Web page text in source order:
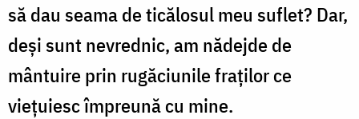
să dau seama de ticălosul meu suflet? Dar,
deşi sunt nevrednic, am nădejde de
mântuire prin rugăciunile fraţilor ce
vieţuiesc împreună cu mine.